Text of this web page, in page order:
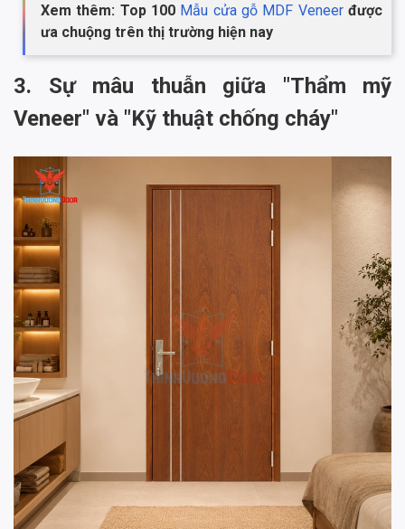
Xem thêm: Top 100 Mẫu cửa gỗ MDF Veneerđược
ưa chuộng trên thị trường hiện nay
3. Sự mâu thuẫn giữa "Thẩm mỹ
Veneer" và "Kỹ thuật chống cháy"